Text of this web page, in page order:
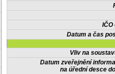
IČO
Datum a čas
Vliv na
Datum zveřejnění
na úřední desce